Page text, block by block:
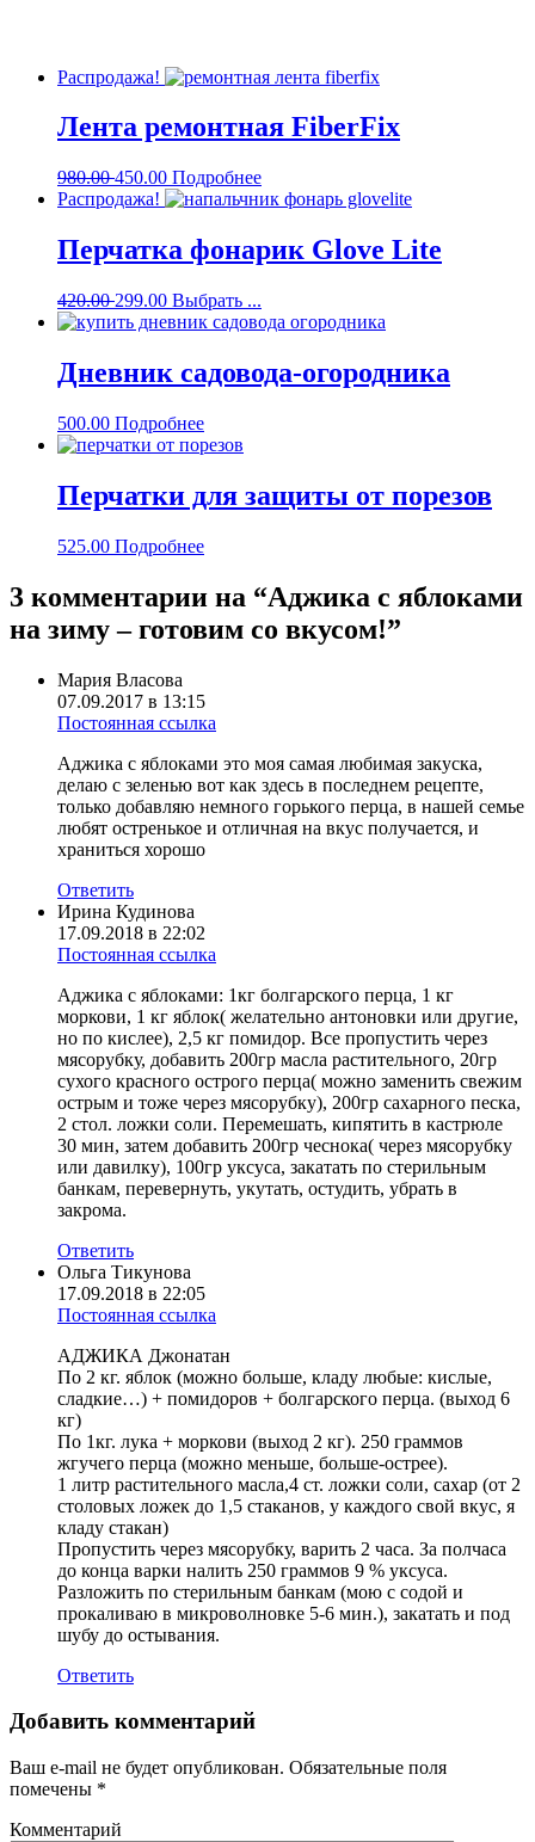
Распродажа!
Лента ремонтная FiberFix
980.00 450.00 Подробнее
Распродажа!
Перчатка фонарик Glove Lite
420.00 299.00 Выбрать ...
Дневник садовода-огородника
500.00 Подробнее
Перчатки для защиты от порезов
525.00 Подробнее
3 комментарии на “Аджика с яблоками
на зиму – готовим со вкусом!”
Мария Власова
07.09.2017 в 13:15
Постоянная ссылка
Аджика с яблоками это моя самая любимая закуска,
делаю с зеленью вот как здесь в последнем рецепте,
только добавляю немного горького перца, в нашей семье
любят остренькое и отличная на вкус получается, и
храниться хорошо
Ответить
Ирина Кудинова
17.09.2018 в 22:02
Постоянная ссылка
Аджика с яблоками: 1кг болгарского перца, 1 кг
моркови, 1 кг яблок( желательно антоновки или другие,
но по кислее), 2,5 кг помидор. Все пропустить через
мясорубку, добавить 200гр масла растительного, 20гр
сухого красного острого перца( можно заменить свежим
острым и тоже через мясорубку), 200гр сахарного песка,
2 стол. ложки соли. Перемешать, кипятить в кастрюле
30 мин, затем добавить 200гр чеснока( через мясорубку
или давилку), 100гр уксуса, закатать по стерильным
банкам, перевернуть, укутать, остудить, убрать в
закрома.
Ответить
Ольга Тикунова
17.09.2018 в 22:05
Постоянная ссылка
АДЖИКА Джонатан
По 2 кг. яблок (можно больше, кладу любые: кислые,
сладкие…) + помидоров + болгарского перца. (выход 6
кг)
По 1кг. лука + моркови (выход 2 кг). 250 граммов
жгучего перца (можно меньше, больше-острее).
1 литр растительного масла,4 ст. ложки соли, сахар (от 2
столовых ложек до 1,5 стаканов, у каждого свой вкус, я
кладу стакан)
Пропустить через мясорубку, варить 2 часа. За полчаса
до конца варки налить 250 граммов 9 % уксуса.
Разложить по стерильным банкам (мою с содой и
прокаливаю в микроволновке 5-6 мин.), закатать и под
шубу до остывания.
Ответить
Добавить комментарий
Ваш e-mail не будет опубликован. Обязательные поля
помечены *
Комментарий